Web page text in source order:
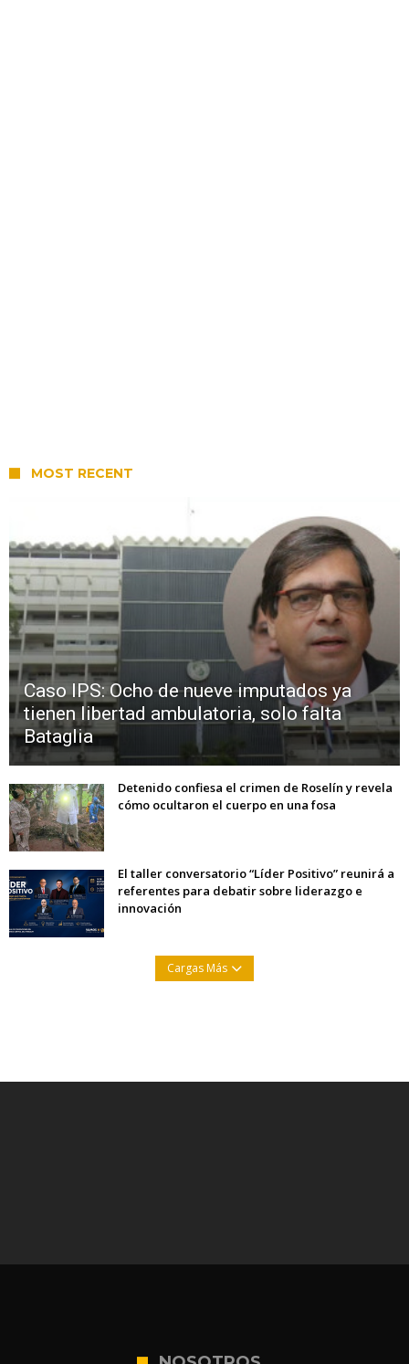
MOST RECENT
Caso IPS: Ocho de nueve imputados ya
tienen libertad ambulatoria, solo falta
Bataglia
Detenido confiesa el crimen de Roselín y revela
cómo ocultaron el cuerpo en una fosa
El taller conversatorio “Líder Positivo” reunirá a
referentes para debatir sobre liderazgo e
innovación
Cargas Más